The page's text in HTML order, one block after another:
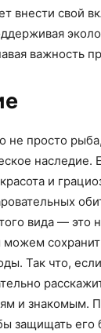
внести свой
важность
не просто
наследие.
и
вида — это
Так что,
и знакомым.
защищать его